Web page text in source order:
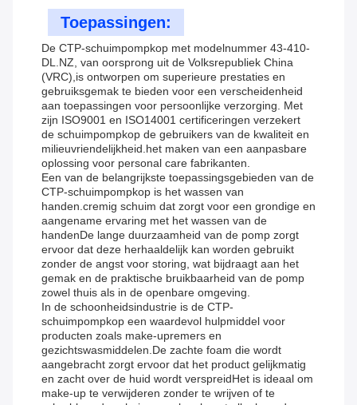
Toepassingen:
De CTP-schuimpompkop met modelnummer 43-410-
DL.NZ, van oorsprong uit de Volksrepubliek China
(VRC),is ontworpen om superieure prestaties en
gebruiksgemak te bieden voor een verscheidenheid
aan toepassingen voor persoonlijke verzorging. Met
zijn ISO9001 en ISO14001 certificeringen verzekert
de schuimpompkop de gebruikers van de kwaliteit en
milieuvriendelijkheid.het maken van een aanpasbare
oplossing voor personal care fabrikanten.
Een van de belangrijkste toepassingsgebieden van de
CTP-schuimpompkop is het wassen van
handen.cremig schuim dat zorgt voor een grondige en
aangename ervaring met het wassen van de
handenDe lange duurzaamheid van de pomp zorgt
ervoor dat deze herhaaldelijk kan worden gebruikt
zonder de angst voor storing, wat bijdraagt aan het
gemak en de praktische bruikbaarheid van de pomp
zowel thuis als in de openbare omgeving.
In de schoonheidsindustrie is de CTP-
schuimpompkop een waardevol hulpmiddel voor
producten zoals make-upremers en
gezichtswasmiddelen.De zachte foam die wordt
aangebracht zorgt ervoor dat het product gelijkmatig
en zacht over de huid wordt verspreidHet is ideaal om
make-up te verwijderen zonder te wrijven of te